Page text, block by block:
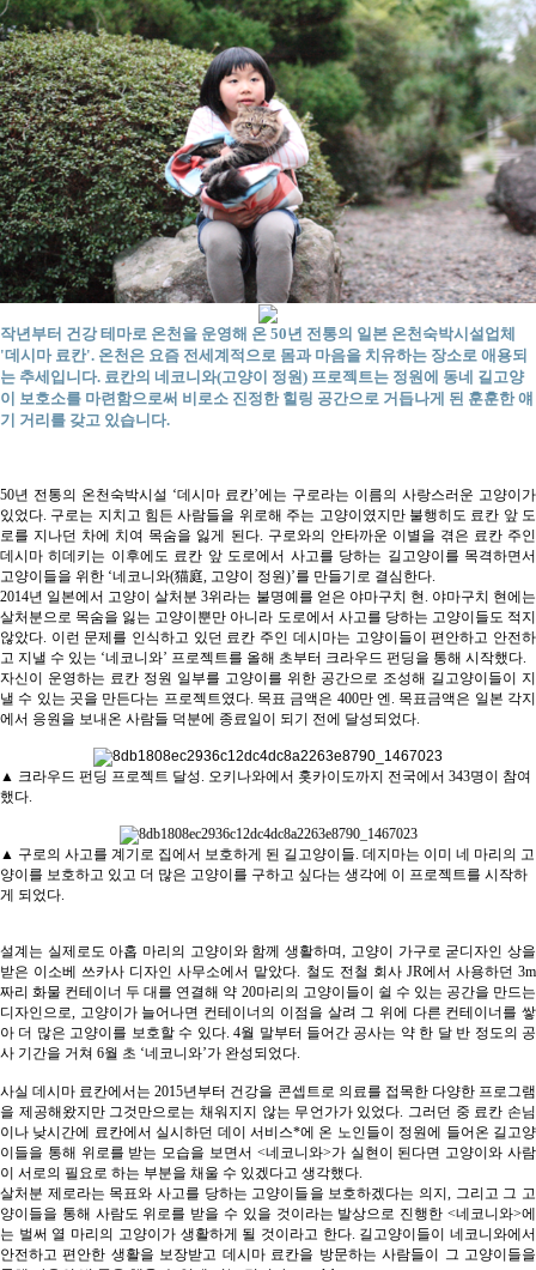
작년부터 건강 테마로 온천을 운영해 온 50년 전통의 일본 온천숙박시설업체
'데시마 료칸'. 온천은 요즘 전세계적으로 몸과 마음을 치유하는 장소로 애용되
는 추세입니다. 료칸의 네코니와(고양이 정원) 프로젝트는 정원에 동네 길고양
이 보호소를 마련함으로써 비로소 진정한 힐링 공간으로 거듭나게 된 훈훈한 얘
기 거리를 갖고 있습니다.
50년 전통의 온천숙박시설 ‘데시마 료칸’에는 구로라는 이름의 사랑스러운 고양이가
있었다. 구로는 지치고 힘든 사람들을 위로해 주는 고양이였지만 불행히도 료칸 앞 도
로를 지나던 차에 치여 목숨을 잃게 된다. 구로와의 안타까운 이별을 겪은 료칸 주인
데시마 히데키는 이후에도 료칸 앞 도로에서 사고를 당하는 길고양이를 목격하면서
고양이들을 위한 ‘네코니와(猫庭, 고양이 정원)’를 만들기로 결심한다.
2014년 일본에서 고양이 살처분 3위라는 불명예를 얻은 야마구치 현. 야마구치 현에는
살처분으로 목숨을 잃는 고양이뿐만 아니라 도로에서 사고를 당하는 고양이들도 적지
않았다. 이런 문제를 인식하고 있던 료칸 주인 데시마는 고양이들이 편안하고 안전하
고 지낼 수 있는 ‘네코니와’ 프로젝트를 올해 초부터 크라우드 펀딩을 통해 시작했다.
자신이 운영하는 료칸 정원 일부를 고양이를 위한 공간으로 조성해 길고양이들이 지
낼 수 있는 곳을 만든다는 프로젝트였다. 목표 금액은 400만 엔. 목표금액은 일본 각지
에서 응원을 보내온 사람들 덕분에 종료일이 되기 전에 달성되었다.
▲ 크라우드 펀딩 프로젝트 달성. 오키나와에서 홋카이도까지 전국에서 343명이 참여
했다.
▲ 구로의 사고를 계기로 집에서 보호하게 된 길고양이들. 데지마는 이미 네 마리의 고
양이를 보호하고 있고 더 많은 고양이를 구하고 싶다는 생각에 이 프로젝트를 시작하
게 되었다.
설계는 실제로도 아홉 마리의 고양이와 함께 생활하며, 고양이 가구로 굳디자인 상을
받은 이소베 쓰카사 디자인 사무소에서 맡았다. 철도 전철 회사 JR에서 사용하던 3m
짜리 화물 컨테이너 두 대를 연결해 약 20마리의 고양이들이 쉴 수 있는 공간을 만드는
디자인으로, 고양이가 늘어나면 컨테이너의 이점을 살려 그 위에 다른 컨테이너를 쌓
아 더 많은 고양이를 보호할 수 있다. 4월 말부터 들어간 공사는 약 한 달 반 정도의 공
사 기간을 거쳐 6월 초 ‘네코니와’가 완성되었다.
사실 데시마 료칸에서는 2015년부터 건강을 콘셉트로 의료를 접목한 다양한 프로그램
을 제공해왔지만 그것만으로는 채워지지 않는 무언가가 있었다. 그러던 중 료칸 손님
이나 낮시간에 료칸에서 실시하던 데이 서비스*에 온 노인들이 정원에 들어온 길고양
이들을 통해 위로를 받는 모습을 보면서 <네코니와>가 실현이 된다면 고양이와 사람
이 서로의 필요로 하는 부분을 채울 수 있겠다고 생각했다.
살처분 제로라는 목표와 사고를 당하는 고양이들을 보호하겠다는 의지, 그리고 그 고
양이들을 통해 사람도 위로를 받을 수 있을 것이라는 발상으로 진행한 <네코니와>에
는 벌써 열 마리의 고양이가 생활하게 될 것이라고 한다. 길고양이들이 네코니와에서
안전하고 편안한 생활을 보장받고 데시마 료칸을 방문하는 사람들이 그 고양이들을